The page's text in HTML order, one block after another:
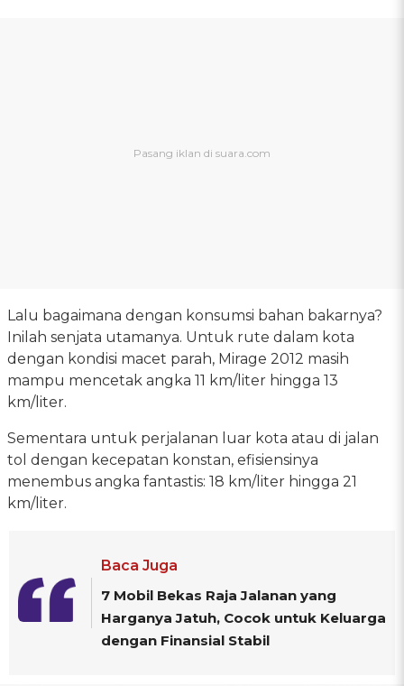
Lalu bagaimana dengan konsumsi bahan bakarnya?
Inilah senjata utamanya. Untuk rute dalam kota
dengan kondisi macet parah, Mirage 2012 masih
mampu mencetak angka 11 km/liter hingga 13
km/liter.
Sementara untuk perjalanan luar kota atau di jalan
tol dengan kecepatan konstan, efisiensinya
menembus angka fantastis: 18 km/liter hingga 21
km/liter.
Baca Juga
7 Mobil Bekas Raja Jalanan yang
Harganya Jatuh, Cocok untuk Keluarga
dengan Finansial Stabil